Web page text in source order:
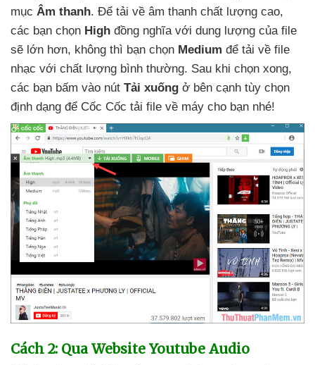
mục Âm thanh. Để tải về âm thanh chất lượng cao,
các bạn chọn High đồng nghĩa với dung lượng của file
sẽ lớn hơn, không thì bạn chọn Medium để tải về file
nhạc với chất lượng bình thường. Sau khi chọn xong,
các bạn bấm vào nút Tải xuống ở bên cạnh tùy chọn
định dạng để Cốc Cốc tải file về máy cho bạn nhé!
Cách 2: Qua Website Youtube Audio